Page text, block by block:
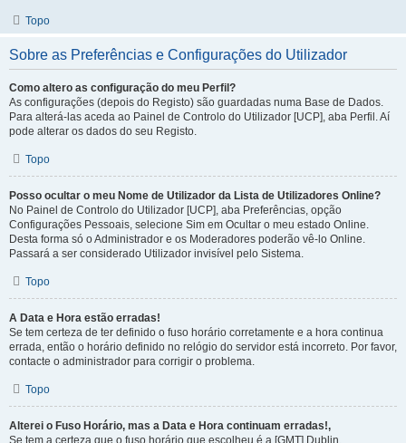
Topo
Sobre as Preferências e Configurações do Utilizador
Como altero as configuração do meu Perfil?
As configurações (depois do Registo) são guardadas numa Base de Dados.
Para alterá-las aceda ao Painel de Controlo do Utilizador [UCP], aba Perfil. Aí
pode alterar os dados do seu Registo.
Topo
Posso ocultar o meu Nome de Utilizador da Lista de Utilizadores Online?
No Painel de Controlo do Utilizador [UCP], aba Preferências, opção
Configurações Pessoais, selecione Sim em Ocultar o meu estado Online.
Desta forma só o Administrador e os Moderadores poderão vê-lo Online.
Passará a ser considerado Utilizador invisível pelo Sistema.
Topo
A Data e Hora estão erradas!
Se tem certeza de ter definido o fuso horário corretamente e a hora continua
errada, então o horário definido no relógio do servidor está incorreto. Por favor,
contacte o administrador para corrigir o problema.
Topo
Alterei o Fuso Horário, mas a Data e Hora continuam erradas!,
Se tem a certeza que o fuso horário que escolheu é a [GMT] Dublin,